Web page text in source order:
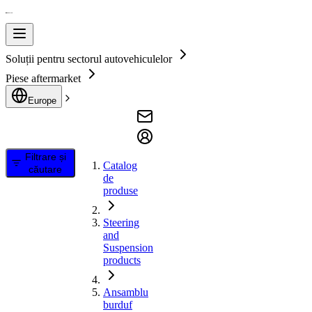
Soluții pentru sectorul autovehiculelor
Piese aftermarket
Europe
Filtrare și
căutare
Catalog
de
produse
Steering
and
Suspension
products
Ansamblu
burduf